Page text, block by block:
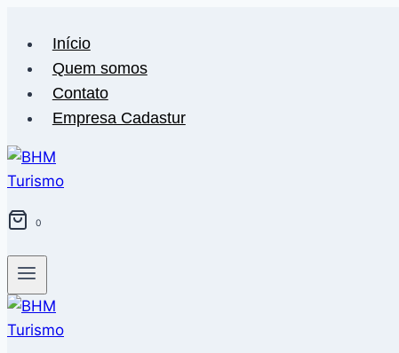
para
Conteúdo
Início
Quem somos
Contato
Empresa Cadastur
0